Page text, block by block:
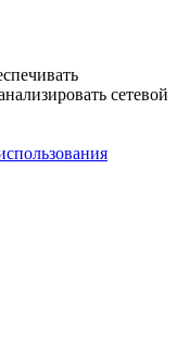
сетевой